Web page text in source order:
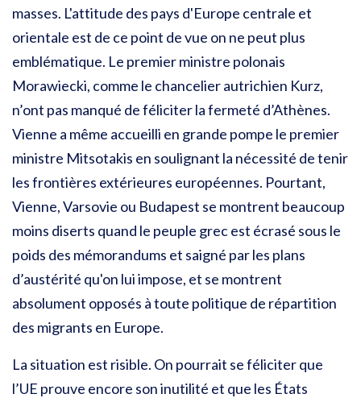
masses. L'attitude des pays d'Europe centrale et
orientale est de ce point de vue on ne peut plus
emblématique. Le premier ministre polonais
Morawiecki, comme le chancelier autrichien Kurz,
n’ont pas manqué de féliciter la fermeté d’Athènes.
Vienne a même accueilli en grande pompe le premier
ministre Mitsotakis en soulignant la nécessité de tenir
les frontières extérieures européennes. Pourtant,
Vienne, Varsovie ou Budapest se montrent beaucoup
moins diserts quand le peuple grec est écrasé sous le
poids des mémorandums et saigné par les plans
d’austérité qu'on lui impose, et se montrent
absolument opposés à toute politique de répartition
des migrants en Europe.
La situation est risible. On pourrait se féliciter que
l’UE prouve encore son inutilité et que les États